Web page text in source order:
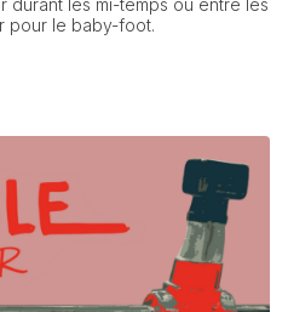
durant les mi-temps ou entre les
pour le baby-foot.